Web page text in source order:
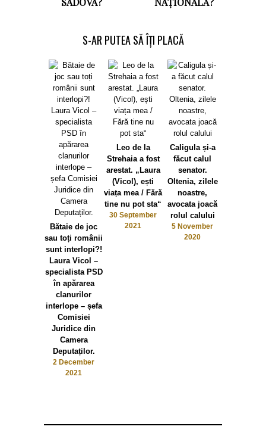
S-AR PUTEA SĂ ÎȚI PLACĂ
Bătaie de joc
sau toți românii
sunt interlopi?!
Laura Vicol –
specialista PSD
în apărarea
clanurilor
interlope – șefa
Comisiei
Juridice din
Camera
Deputaților.
2 December
2021
Leo de la
Strehaia a fost
arestat. „Laura
(Vicol), ești
viața mea / Fără
tine nu pot sta“
30 September
2021
Caligula și-a
făcut calul
senator.
Oltenia, zilele
noastre,
avocata joacă
rolul calului
5 November
2020